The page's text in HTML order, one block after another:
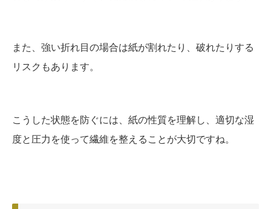
また、強い折れ目の場合は紙が割れたり、破れたりする
リスクもあります。
こうした状態を防ぐには、紙の性質を理解し、適切な湿
度と圧力を使って繊維を整えることが大切ですね。